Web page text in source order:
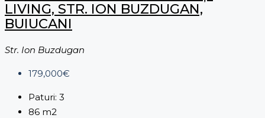
LIVING, STR. ION BUZDUGAN,
BUIUCANI
Str. Ion Buzdugan
179,000€
Paturi: 3
86 m2